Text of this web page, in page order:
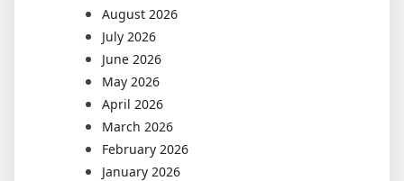
August 2026
July 2026
June 2026
May 2026
April 2026
March 2026
February 2026
January 2026